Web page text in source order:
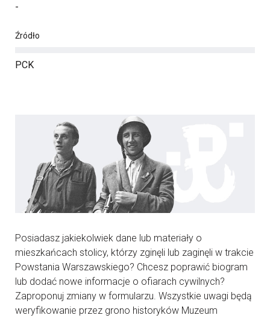
-
Źródło
PCK
Posiadasz jakiekolwiek dane lub materiały o
mieszkańcach stolicy, którzy zginęli lub zaginęli w trakcie
Powstania Warszawskiego? Chcesz poprawić biogram
lub dodać nowe informacje o ofiarach cywilnych?
Zaproponuj zmiany w formularzu. Wszystkie uwagi będą
weryfikowanie przez grono historyków Muzeum